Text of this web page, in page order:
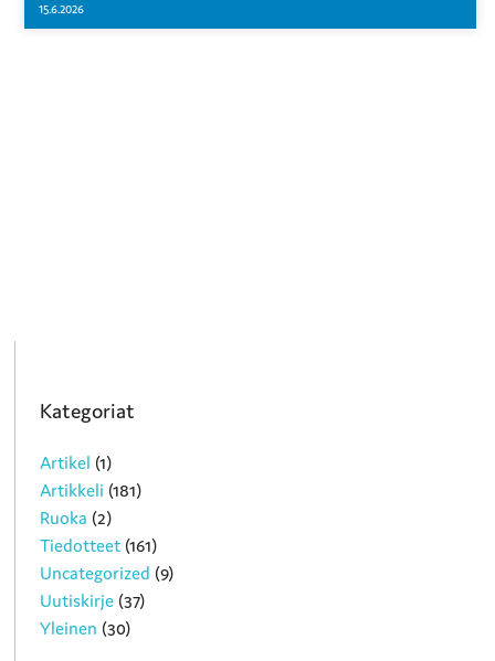
15.6.2026
Kategoriat
Artikel (1)
Artikkeli (181)
Ruoka (2)
Tiedotteet (161)
Uncategorized (9)
Uutiskirje (37)
Yleinen (30)